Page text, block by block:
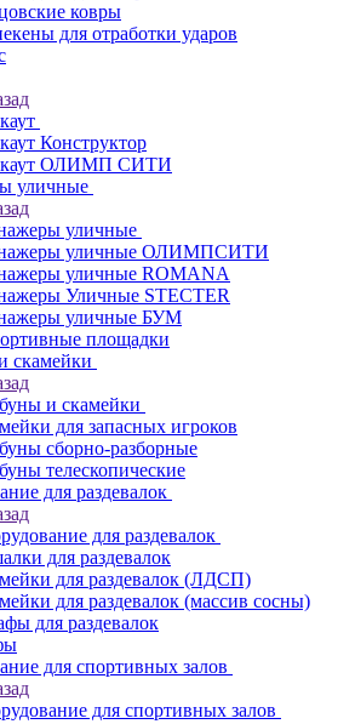
ковры
для отработки ударов
Конструктор
ОЛИМП СИТИ
уличные
уличные
уличные ОЛИМПСИТИ
уличные ROMANA
Уличные STECTER
уличные БУМ
площадки
скамейки
и скамейки
для запасных игроков
сборно-разборные
телескопические
для раздевалок
для раздевалок
для раздевалок
для раздевалок (ЛДСП)
для раздевалок (массив сосны)
для раздевалок
для спортивных залов
для спортивных залов